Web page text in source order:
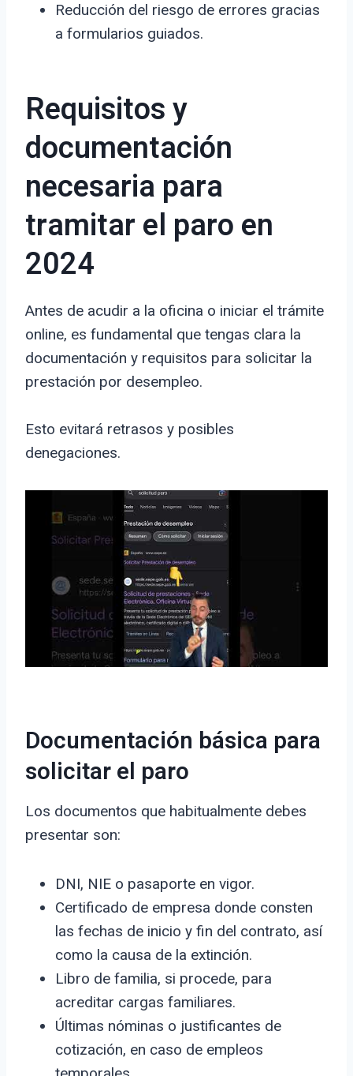
Reducción del riesgo de errores gracias
a formularios guiados.
Requisitos y
documentación
necesaria para
tramitar el paro en
2024
Antes de acudir a la oficina o iniciar el trámite
online, es fundamental que tengas clara la
documentación y requisitos para solicitar la
prestación por desempleo.
Esto evitará retrasos y posibles
denegaciones.
Documentación básica para
solicitar el paro
Los documentos que habitualmente debes
presentar son:
DNI, NIE o pasaporte en vigor.
Certificado de empresa donde consten
las fechas de inicio y fin del contrato, así
como la causa de la extinción.
Libro de familia, si procede, para
acreditar cargas familiares.
Últimas nóminas o justificantes de
cotización, en caso de empleos